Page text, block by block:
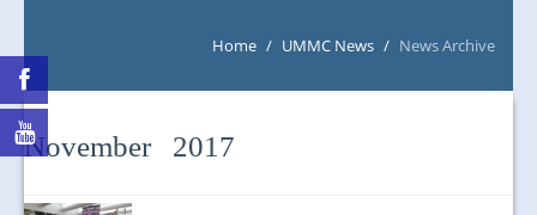
NEWS/EVENTS
Home / UMMC News / News Archive
November 2017